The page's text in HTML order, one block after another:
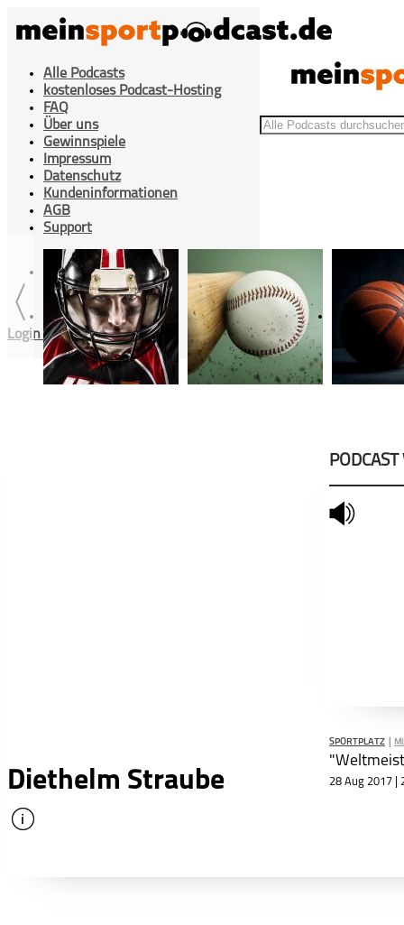
Alle Podcasts
kostenloses Podcast-Hosting
FAQ
Über uns
Gewinnspiele
Impressum
Datenschutz
Kundeninformationen
AGB
Support
Cookies Einstellung
Login / Registrieren
Home > Beiträge getaggt "Diethelm Straube"
Diethelm Straube
info
mute
SPORTPLATZ
28 Aug 2017 |